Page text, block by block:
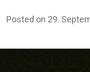
Posted on 29.